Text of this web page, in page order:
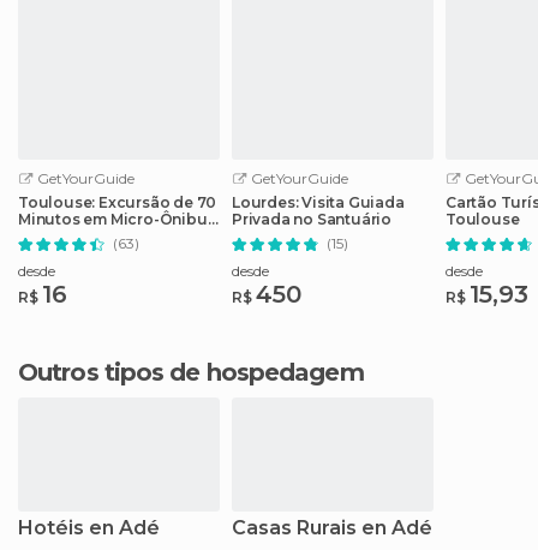
GetYourGuide
Toulouse: Excursão de 70
Minutos em Micro-Ônibus
Aberto
(63)
desde
R$ 16
GetYourGuide
Lourdes: Visita Guiada
Privada no Santuário
(15)
desde
R$ 450
Cartão
Toulouse
desde
R$ 15,93
Outros tipos de hospedagem
Hotéis en Adé Casas Rurais en Adé